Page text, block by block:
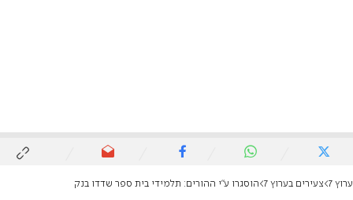
ערוץ 7 צעירים בערוץ 7 הוסגרו ע"י ההורים: תלמידי בית ספר שדדו בנק